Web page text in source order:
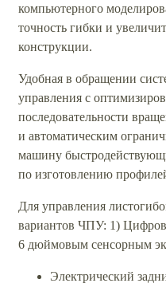
компьютерного
точность гибки и
конструкции.
Удобная в обращении
управления с
последовательности
и автоматическим
машину
по изготовлению
Для управления
вариантов ЧПУ: 1)
6 дюймовым сенсорным
Электрический